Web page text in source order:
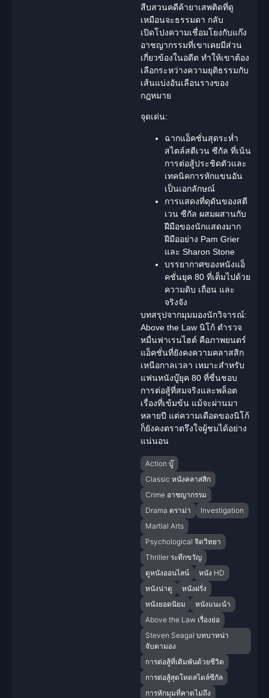
สืบสวนคดีค้ายาเสพติดที่ดู
เหมือนจะธรรมดา กลับ
เปิดโปงความเชื่อมโยงกับแก๊ง
อาชญากรรมที่เขาเคยมีส่วน
เกี่ยวข้องในอดีต ทำให้เขาต้อง
เลือกระหว่างความยุติธรรมกับ
เส้นแบ่งอันเลือนรางของ
กฎหมาย
จุดเด่น:
ฉากแอ็คชั่นสุดระห่ำ
สไตล์สตีเวน ซีกัล ที่เน้น
การต่อสู้ประชิดตัวและ
เทคนิคการหักแขนอัน
เป็นเอกลักษณ์
การแสดงที่ดุดันของสตี
เวน ซีกัล ผสมผสานกับ
ฝีมือของนักแสดงมาก
ฝีมืออย่าง Pam Grier
และ Sharon Stone
บรรยากาศของหนังแอ็
คชั่นยุค 80 ที่เต็มไปด้วย
ความดิบ เถื่อน และ
จริงจัง
บทสรุปจากมุมมองนักวิจารณ์:
Above the Law นิโก้ ตำรวจ
หมื่นฟาเรนไฮต์ คือภาพยนตร์
แอ็คชั่นที่ยังคงความคลาสสิก
เหนือกาลเวลา เหมาะสำหรับ
แฟนหนังบู๊ยุค 80 ที่ชื่นชอบ
การต่อสู้ที่สมจริงและพล็อต
เรื่องที่เข้มข้น แม้จะผ่านมา
หลายปี แต่ความเดือดของนิโก้
ก็ยังคงตราตรึงใจผู้ชมได้อย่าง
แน่นอน
Action บู๊
Classic หนังคลาสสิก
Crime อาชญากรรม
Drama ดราม่า
Investigation
Martial Arts
Psychological จิตวิทยา
Thriller ระทึกขวัญ
ดูหนังออนไลน์
หนัง HD
หนังน่าดู
หนังฝรั่ง
หนังยอดนิยม
หนังแนะนำ
Above the Law เรื่องย่อ
Steven Seagal บทบาทน่า
จับตามอง
การต่อสู้ที่เดิมพันด้วยชีวิต
การต่อสู้สุดโหดสไตล์ซีกัล
การหักมุมที่คาดไม่ถึง